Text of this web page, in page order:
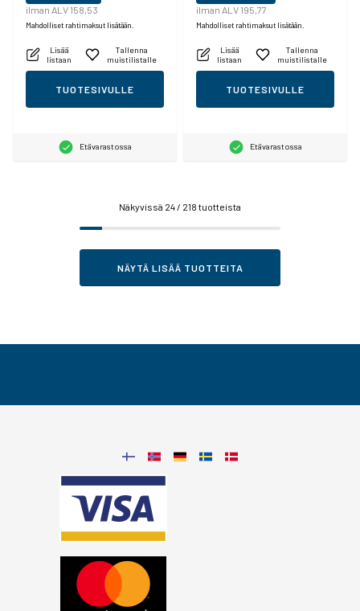
ilman ALV 158,53
Mahdolliset rahtimaksut lisätään.
Lisää
listaan
Tallenna
muistilistalle
TUOTESIVULLE
Etävarastossa
ilman ALV 195,77
Mahdolliset rahtimaksut lisätään.
Lisää
listaan
Tallenna
muistilistalle
TUOTESIVULLE
Etävarastossa
Näkyvissä 24 / 218 tuotteista
NÄYTÄ LISÄÄ TUOTTEITA